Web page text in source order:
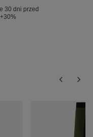
30 dni przed
+30%